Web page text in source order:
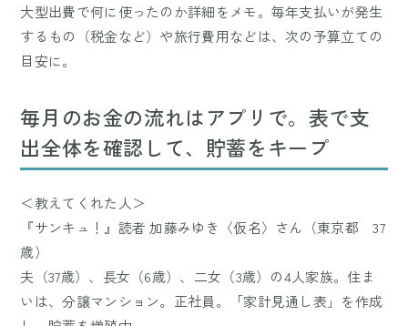
大型出費で何に使ったのか詳細をメモ。毎年支払いが発生
するもの（税金など）や旅行費用などは、次の予算立ての
目安に。
毎月のお金の流れはアプリで。表で支
出全体を確認して、貯蓄をキープ
＜教えてくれた人＞
『サンキュ！』読者 加藤みゆき〈仮名〉さん（東京都 37
歳）
夫（37歳）、長女（6歳）、二女（3歳）の4人家族。住ま
いは、分譲マンション。正社員。「家計見通し表」を作成